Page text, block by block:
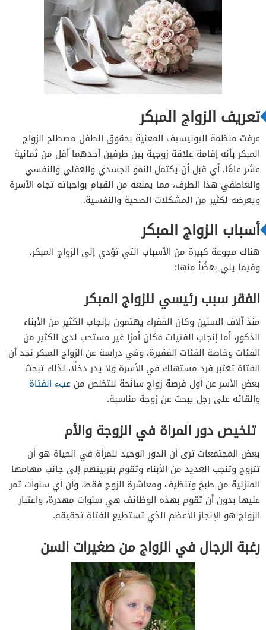
التعرض لمضاعفات الولادة
حرمان الفتاة من التعليم
زيادة معدلات المشاكل الزوجية والعنف المنزلي
تعريف الزواج المبكر
عرفت منظمة اليونيسيف المعنية بحقوق الطفل مصطلح الزواج
المبكر بأنه إقامة علاقة زوجية بين طرفين أحدهما أقل من ثمانية
عشر عامًا، أي قبل أن يكتمل النمو الجسدي والعقلي والنفسي
والعاطفي هذا الطرف، مما يمنعه من القيام بواجباته تجاه الأسرة
ويعرضه لكثير من المشكلات الصحية والنفسية.
أسباب الزواج المبكر
هناك مجوعة كبيرة من الأسباب التي تؤدي إلى الزواج المبكر،
وفيما يلي بعضًأ منها:
الفقر سبب رئيسي للزواج المبكر
منذ آلاف السنين وكان الفقراء يهتمون بإنجاب الكثير من الأبناء
الذكور، أما إنجاب الفتيات فكان أمرًا غير مستحب لدى الكثير من
الفئات وخاصة الفئات الفقيرة، وفي دراسة عن الزواج المبكر نجد أن
الفتاة تعتبر فرد مستهلك في الأسرة ولا يدر دخلًا، لذلك تبحث
بعض الأسر عن أول فرصة زواج سانحة للتخلص من عبء الفتاة
وإلقائه على رجل يبحث عن زوجة مناسبة.
تلخيص دور المراة في الزوجة والأم
بعض المجتمعات ترى أن الدور الوحيد للمرأة في الحياة هو أن
تتزوج وتنجب العديد من الأبناء وتقوم بتربيتهم إلى جانب مهامها
المنزلية من طبخ وتنظيف ومعاشرة الزوج فقط، وأن أي سنوات تمر
عليها بدون أن تقوم بهذه الوظائف هي سنوات مهدرة، واعتبار
الزواج هو الإنجاز الأعظم الذي تستطيع الفتاة تحقيقه.
رغبة الرجال في الزواج من صغيرات السن